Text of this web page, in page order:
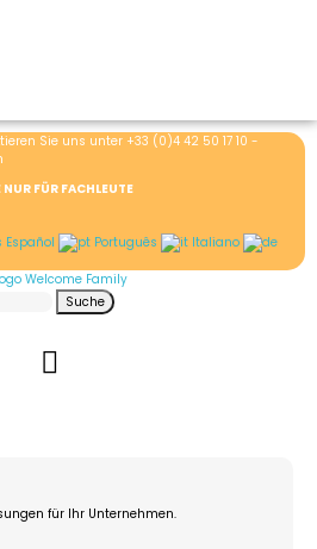
Sie uns unter +33 (0)4 42 50 17 10 -
NUR FÜR FACHLEUTE
Español Português
Italiano
Suche
für Ihr Unternehmen.